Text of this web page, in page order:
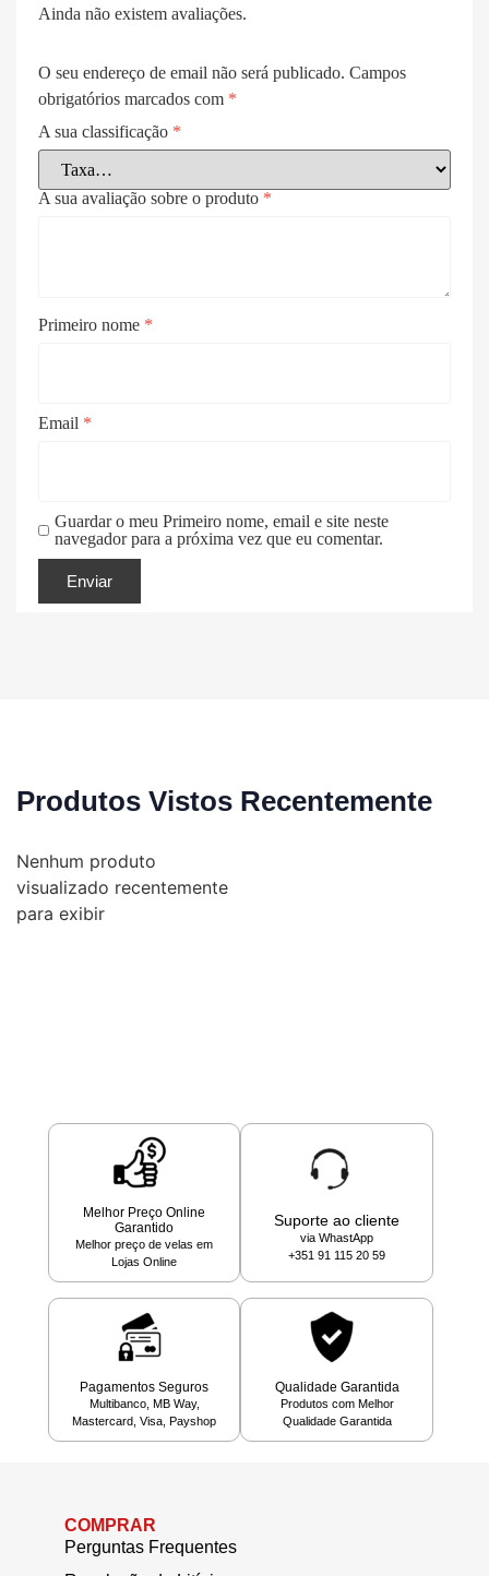
Ainda não existem avaliações.
O seu endereço de email não será publicado. Campos
obrigatórios marcados com *
A sua classificação *
A sua avaliação sobre o produto *
Primeiro nome *
Email *
Guardar o meu Primeiro nome, email e site neste
navegador para a próxima vez que eu comentar.
Produtos Vistos Recentemente
Nenhum produto
visualizado recentemente
para exibir
Melhor Preço Online
Garantido
Melhor preço de velas em
Lojas Online
Suporte ao cliente
via WhastApp
+351 91 115 20 59
Pagamentos Seguros
Multibanco, MB Way,
Mastercard, Visa, Payshop
Qualidade Garantida
Produtos com Melhor
Qualidade Garantida
COMPRAR
Perguntas Frequentes